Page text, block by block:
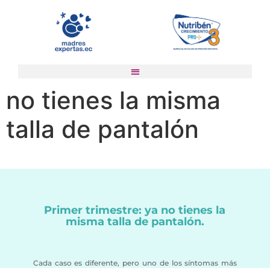
Primer trimestre: ya
no tienes la misma
talla de pantalón
Primer trimestre: ya no tienes la
misma talla de pantalón.
Cada caso es diferente, pero uno de los síntomas más